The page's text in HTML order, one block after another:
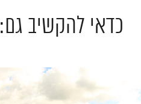
כדאי להקשיב גם: